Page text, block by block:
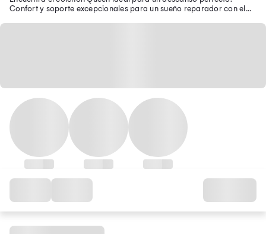
Confort y soporte excepcionales para un sueño reparador con el